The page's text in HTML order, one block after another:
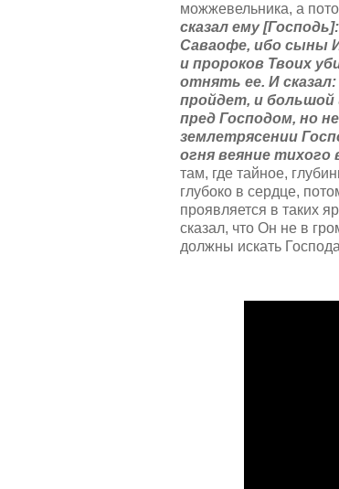
можжевельника, а
сказал ему
Саваофе, ибо сыны
и пророков Твоих
отнять ее. И
пройдет, и
пред Господом, но
землетрясении
огня веяние тихого
там, где тайное,
глубоко в сердце,
проявляется в таких
сказал, что Он не в
должны искать